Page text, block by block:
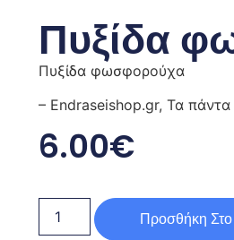
Πυξίδα
Πυξίδα φωσφορούχα
– Endraseishop.gr, Τα
6.00€
Προσθήκη